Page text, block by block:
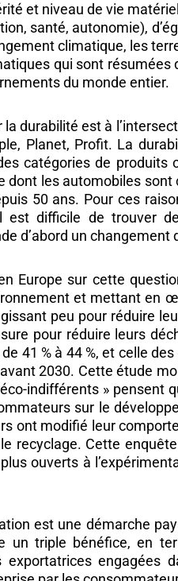
et niveau de vie
santé, autonomie),
climatique, les
qui sont résumées
du monde entier.
durabilité est à
Planet, Profit. La
catégories de produits
les automobiles sont
50 ans. Pour ces
est difficile de trouver
d’abord un changement
Europe sur cette
et mettant en
peu pour réduire
pour réduire leurs
41 % à 44 %, et celle
2030. Cette étude
indifférents » pensent
sur le
ont modifié leur
recyclage. Cette
ouverts à
est une démarche
un triple bénéfice, en
engagées